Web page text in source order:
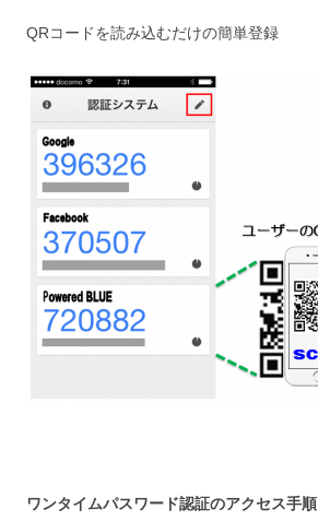
QRコードを読み込むだけの簡単登録
ワンタイムパスワード認証のアクセス手順